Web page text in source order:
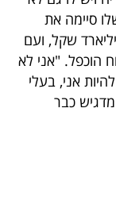
סיימה את
זינוק של 47% בהכנסות, כ־2 מיליארד שקל, ועם
הרווח הוכפל. "אני לא
אני, בעלי
כבר